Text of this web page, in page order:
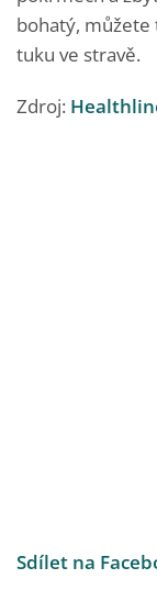
bohatý,
tuku ve stravě.
Zdroj:
Sdílet na